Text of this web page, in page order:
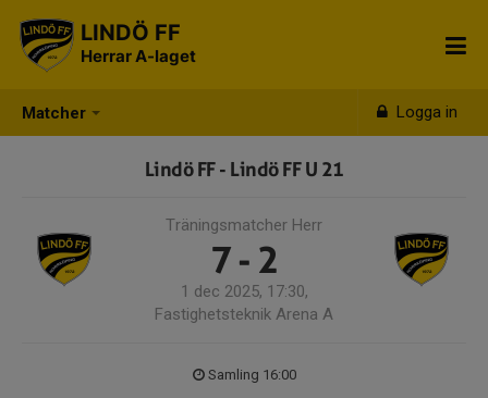
Matcher Logga in
LINDÖ FF
Herrar A-laget
Lindö FF - Lindö FF U 21
Träningsmatcher Herr
7 - 2
1 dec 2025, 17:30,
Fastighetsteknik Arena A
Samling 16:00